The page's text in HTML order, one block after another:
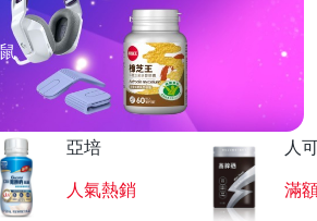
亞培
人氣熱銷
人
滿